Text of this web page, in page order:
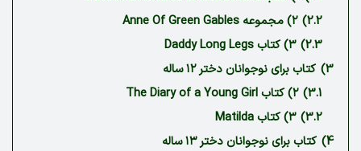
2.2) ۲) مجموعه Anne Of Green Gables
2.3) ۳) کتاب Daddy Long Legs
3) کتاب برای نوجوانان دختر ۱۲ ساله
3.1) ۲) کتاب The Diary of a Young Girl
3.2) ۳) کتاب Matilda
4) کتاب برای نوجوانان دختر ۱۳ ساله